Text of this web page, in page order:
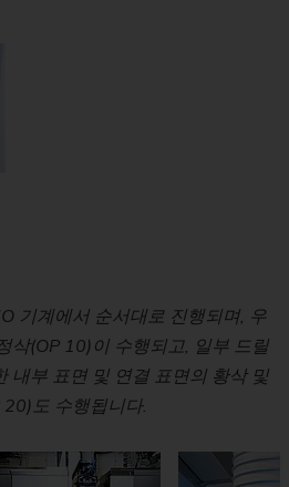
기계에서 순서대로 진행되며, 우
삭(OP 10)이 수행되고, 일부 드릴
내부 표면 및 연결 표면의 황삭 및
20)도 수행됩니다.
기계에서 순서대로 진행되며, 우
삭(OP 10)이 수행되고, 일부 드릴
내부 표면 및 연결 표면의 황삭 및
20)도 수행됩니다.
터의 스테이터 하우징 가공을 위
션을 개발했습니다.